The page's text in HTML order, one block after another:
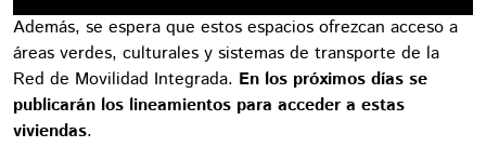
Además, se espera que estos espacios ofrezcan acceso a
áreas verdes, culturales y sistemas de transporte de la
Red de Movilidad Integrada. En los próximos días se
publicarán los lineamientos para acceder a estas
viviendas.